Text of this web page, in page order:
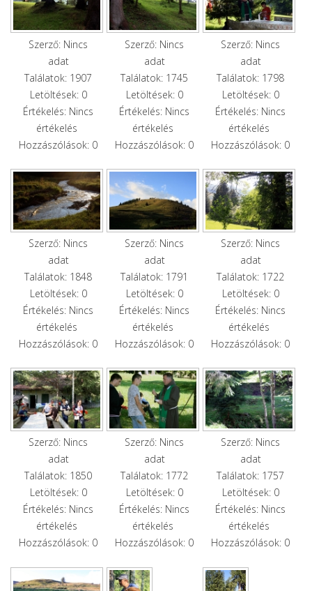
Szerző: Nincs
adat
Találatok: 1907
Letöltések: 0
Értékelés: Nincs
értékelés
Hozzászólások: 0
Szerző: Nincs
adat
Találatok: 1745
Letöltések: 0
Értékelés: Nincs
értékelés
Hozzászólások: 0
Szerző: Nincs
adat
Találatok: 1798
Letöltések: 0
Értékelés: Nincs
értékelés
Hozzászólások: 0
Szerző: Nincs
adat
Találatok: 1848
Letöltések: 0
Értékelés: Nincs
értékelés
Hozzászólások: 0
Szerző: Nincs
adat
Találatok: 1791
Letöltések: 0
Értékelés: Nincs
értékelés
Hozzászólások: 0
Szerző: Nincs
adat
Találatok: 1722
Letöltések: 0
Értékelés: Nincs
értékelés
Hozzászólások: 0
Szerző: Nincs
adat
Találatok: 1850
Letöltések: 0
Értékelés: Nincs
értékelés
Hozzászólások: 0
Szerző: Nincs
adat
Találatok: 1772
Letöltések: 0
Értékelés: Nincs
értékelés
Hozzászólások: 0
Szerző: Nincs
adat
Találatok: 1757
Letöltések: 0
Értékelés: Nincs
értékelés
Hozzászólások: 0